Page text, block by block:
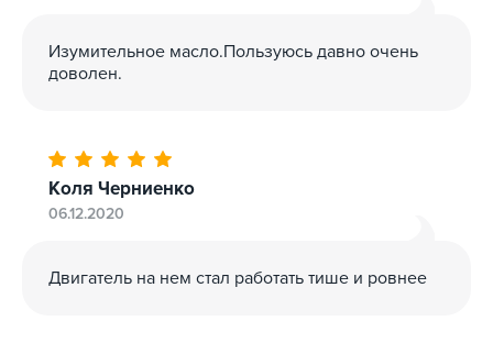
Изумительное масло.Пользуюсь давно очень
доволен.
Коля Черниенко
06.12.2020
Двигатель на нем стал работать тише и ровнее